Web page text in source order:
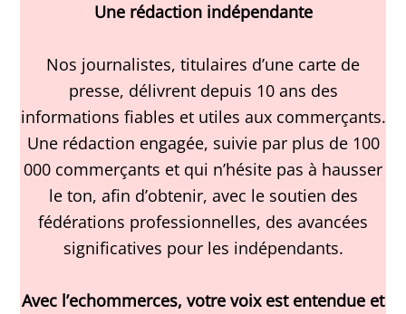
Une rédaction indépendante
Nos journalistes, titulaires d’une carte de
presse, délivrent depuis 10 ans des
informations fiables et utiles aux commerçants.
Une rédaction engagée, suivie par plus de 100
000 commerçants et qui n’hésite pas à hausser
le ton, afin d’obtenir, avec le soutien des
fédérations professionnelles, des avancées
significatives pour les indépendants.
Avec l’echommerces, votre voix est entendue et